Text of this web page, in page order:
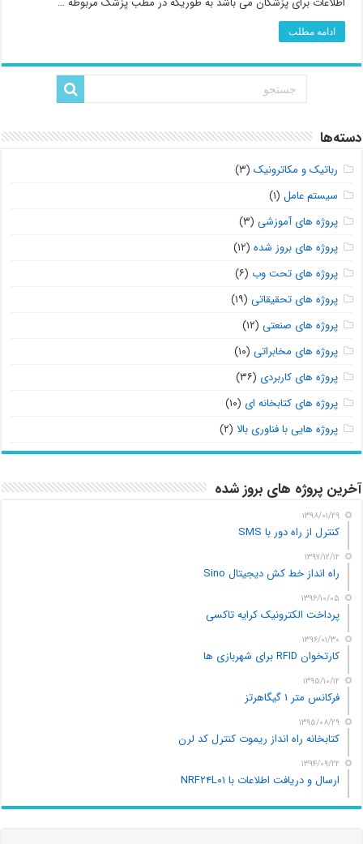
ادامه مطلب
دسته‌ها
رباتیک و مکاترونیک (۳)
سیستم عامل (۱)
پروژه های آموزشی (۳)
پروژه های بروز شده (۱۲)
پروژه های تحت وب (۶)
پروژه های تحقیقاتی (۱۹)
پروژه های صنعتی (۱۲)
پروژه های مخابراتی (۱۰)
پروژه های کاربردی (۳۶)
پروژه های کتابخانه ای (۱۰)
پروژه هایی با فناوری بالا (۲)
آخرین پروژه های بروز شده
۱۳۹۸/۰۱/۲۹
کنترل از راه دور با SMS
۱۳۹۷/۱۲/۱۲
راه انداز خط کش دیجیتال Sino
۱۳۹۶/۱۰/۰۵
پرداخت الکترونیک کرایه تاکسی
۱۳۹۶/۰۱/۳۰
کارتخوان RFID برای شهربازی ها
۱۳۹۵/۱۰/۱۲
فرکانس متر ۱ گیگاهرتز
۱۳۹۵/۰۸/۲۹
کتابخانه راه انداز ریموت کنترل کد لرن
۱۳۹۴/۰۹/۲۲
ارسال و دریافت اطلاعات با NRF۲۴L۰۱